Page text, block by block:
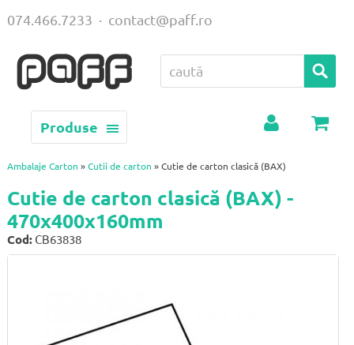
Produse
074.466.7233 · contact@paff.ro
Ambalaje Carton » Cutii de carton » Cutie de carton clasică (BAX)
Cutie de carton clasică (BAX) -
470x400x160mm
Cod: CB63838